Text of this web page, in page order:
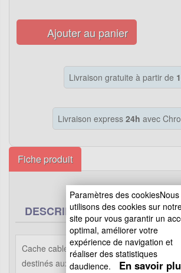
Ajouter au panier
Livraison gratuite à partir de
Livraison express 24h avec
Fiche produit
DESCRIPTION
Cache cable 10mm longueur 3m sont
destinés aux Shineray 150cc
Paramètres des cookiesNous
utilisons des cookies sur
site pour vous garantir un
optimal, améliorer votre
expérience de navigation et
réaliser des statistiques
daudience.
En savoir